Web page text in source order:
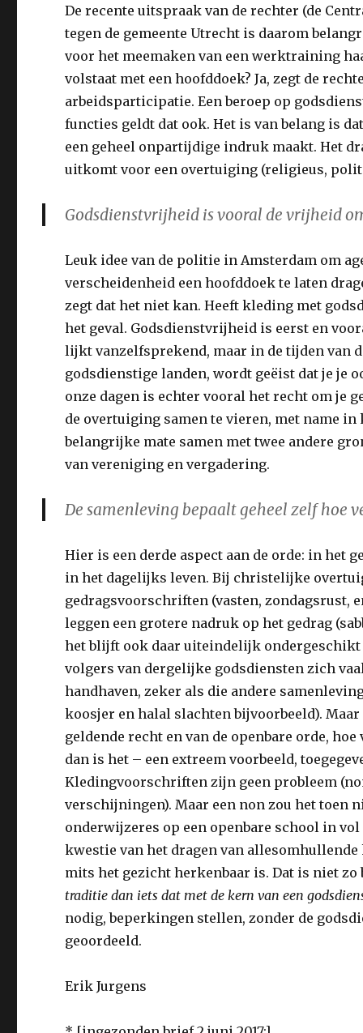
De recente uitspraak van de rechter (de
tegen de gemeente Utrecht is daarom
voor het meemaken van een werktraining
volstaat met een hoofddoek? Ja, zegt de
arbeidsparticipatie. Een beroep op
functies geldt dat ook. Het is van belang is
een geheel onpartijdige indruk maakt. Het
uitkomt voor een overtuiging (religieus,
Godsdienstvrijheid is vooral de vrijheid
Leuk idee van de politie in Amsterdam om
verscheidenheid een hoofddoek te laten
zegt dat het niet kan. Heeft kleding met
het geval. Godsdienstvrijheid is eerst en
lijkt vanzelfsprekend, maar in de tijden van
godsdienstige landen, wordt geëist dat je je
onze dagen is echter vooral het recht om je
de overtuiging samen te vieren, met name
belangrijke mate samen met twee andere
van vereniging en vergadering.
De samenleving bepaalt geheel zelf hoe
Hier is een derde aspect aan de orde: in het
in het dagelijks leven. Bij christelijke
gedragsvoorschriften (vasten, zondagsrust,
leggen een grotere nadruk op het gedrag
het blijft ook daar uiteindelijk ondergeschikt
volgers van dergelijke godsdiensten zich
handhaven, zeker als die andere
koosjer en halal slachten bijvoorbeeld).
geldende recht en van de openbare orde,
dan is het – een extreem voorbeeld,
Kledingvoorschriften zijn geen probleem
verschijningen). Maar een non zou het toen
onderwijzeres op een openbare school in
kwestie van het dragen van
mits het gezicht herkenbaar is. Dat is niet zo
traditie dan iets dat met de kern van een
nodig, beperkingen stellen, zonder de
geoordeeld.
Erik Jurgens